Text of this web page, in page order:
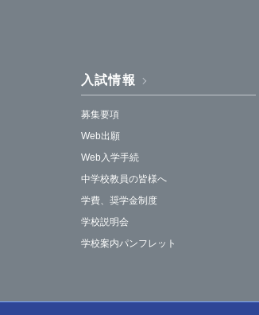
入試情報
募集要項
Web出願
Web入学手続
中学校教員の皆様へ
学費、奨学金制度
学校説明会
学校案内パンフレット